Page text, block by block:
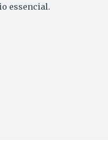
essencial.